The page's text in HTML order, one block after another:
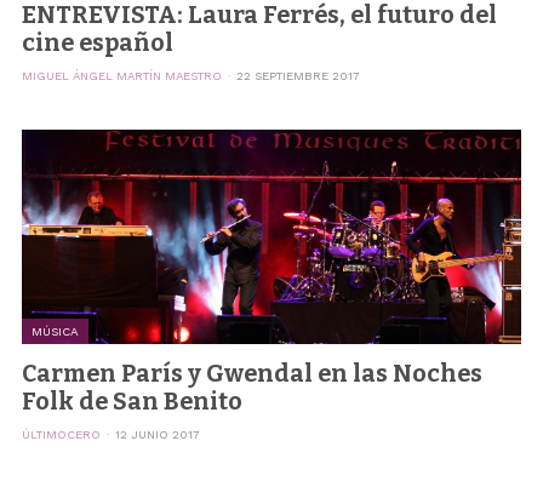
ENTREVISTA: Laura Ferrés, el futuro del
cine español
MIGUEL ÁNGEL MARTÍN MAESTRO 22 SEPTIEMBRE 2017
MÚSICA
Carmen París y Gwendal en las Noches
Folk de San Benito
ÚLTIMOCERO 12 JUNIO 2017